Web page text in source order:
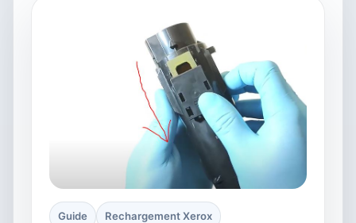
Guide Rechargement Xerox